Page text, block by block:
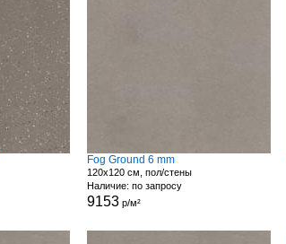
Fog Ground 6 mm
120x120 см, пол/стены
Наличие: по запросу
9153р/м²